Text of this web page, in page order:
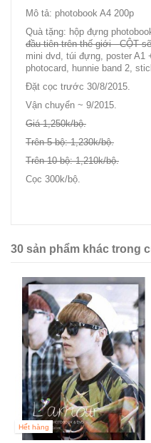
Mô tả: photobook A4 200p
Quà tặng: hộp đựng
đầu tiên trên thế giới - CỘT
mini dvd, túi đựng, poster A1
photocard, hunnie band 2,
Đặt cọc trước 30/8/2015.
Vận chuyển ~ 9/2015.
Giá 1,250k/bộ.
Trên 5 bộ: 1,230k/bộ.
Trên 10 bộ: 1,210k/bộ.
Cọc 300k/bộ.
30 sản phẩm khác trong
Hết hàng